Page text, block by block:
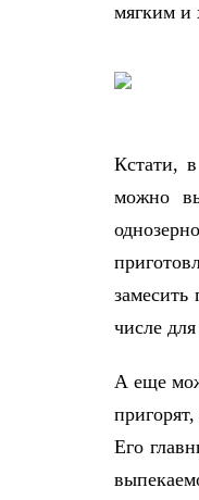
мягким и
Кстати,
можно
числе
А еще
Его